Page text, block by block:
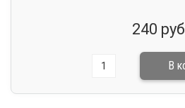
240 руб